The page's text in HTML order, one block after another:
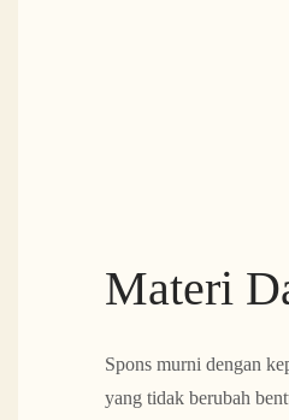
Materi
Spons murni dengan
yang tidak berubah